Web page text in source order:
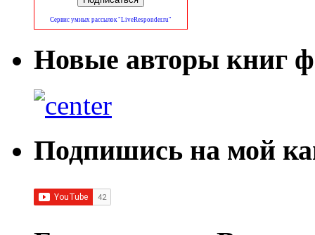
Сервис умных рассылок "LiveResponder.ru"
Новые авторы книг
Подпишись на мой